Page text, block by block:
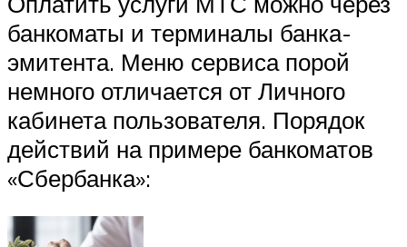
банкоматы и терминалы банка-
эмитента. Меню сервиса порой
немного отличается от Личного
кабинета пользователя. Порядок
действий на примере банкоматов
«Сбербанка»: